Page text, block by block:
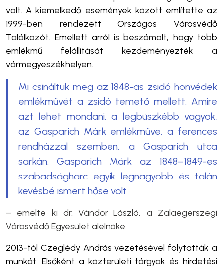
volt. A kiemelkedő események között említette az
1999-ben rendezett Országos Városvédő
Találkozót. Emellett arról is beszámolt, hogy több
emlékmű felállítását kezdeményezték a
vármegyeszékhelyen.
Mi csináltuk meg az 1848-as zsidó honvédek
emlékművét a zsidó temető mellett. Amire
azt lehet mondani, a legbüszkébb vagyok,
az Gasparich Márk emlékműve, a ferences
rendházzal szemben, a Gasparich utca
sarkán. Gasparich Márk az 1848–1849-es
szabadságharc egyik legnagyobb és talán
kevésbé ismert hőse volt
– emelte ki dr. Vándor László, a Zalaegerszegi
Városvédő Egyesület alelnöke.
2013-tól Czeglédy András vezetésével folytatták a
munkát. Elsőként a közterületi tárgyak és hirdetési